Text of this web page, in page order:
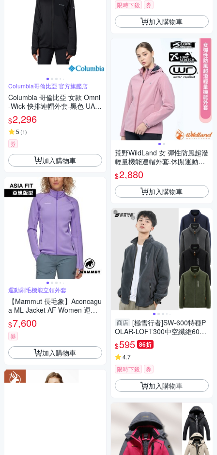
Columbia哥倫比亞 官方旗艦店
Columbia 哥倫比亞 女款 Omni
-Wick 快排連帽外套-黑色 UAK
96110BK/IF
$2,296
5 (1)
券
加入購物車
運動刷毛機能立領外套
【Mammut 長毛象】Aconcagu
a ML Jacket AF Women 運動
刷毛機能立領外套 女款 薰衣草
紫 #1014-04452
$7,600
券
加入購物車
限時下殺 券
加入購物車
荒野WildLand 女 彈性防風超潑
輕量機能連帽外套.休閒運動機
能夾克_摩曼粉
$2,880
加入購物車
商店 [極雪行者]SW-600特種P
OLAR-LOFT300中空纖維600G
防寒戶外男女/特厚加絨外套
$595 86折
4.7
限時下殺
券
加入購物車